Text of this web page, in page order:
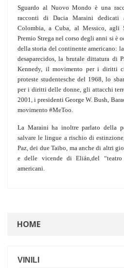
Sguardo al Nuovo Mondo è una
racconti di Dacia Maraini dedicati
Colombia, a Cuba, al Messico, agli
Premio Strega nel corso degli anni si è
della storia del continente americano:
desaparecidos, la brutale dittatura di
Kennedy, il movimento per i diritti
proteste studentesche del 1968, lo
per i diritti delle donne, gli attacchi
2001, i presidenti George W. Bush,
movimento #MeToo.
La Maraini ha inoltre parlato della
salvare le lingue a rischio di
Paz, dei due Taibo, ma anche di altri
e delle vicende di Elián,del
americani.
HOME
VINILI